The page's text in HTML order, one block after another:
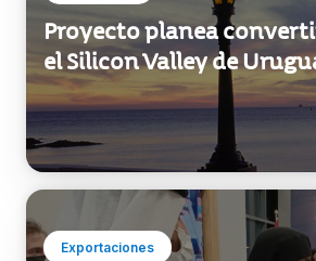
Proyecto planea
el Silicon Valley de